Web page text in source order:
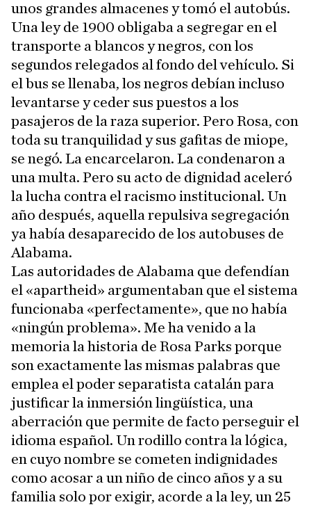
unos grandes almacenes y tomó el autobús.
Una ley de 1900 obligaba a segregar en el
transporte a blancos y negros, con los
segundos relegados al fondo del vehículo. Si
el bus se llenaba, los negros debían incluso
levantarse y ceder sus puestos a los
pasajeros de la raza superior. Pero Rosa, con
toda su tranquilidad y sus gafitas de miope,
se negó. La encarcelaron. La condenaron a
una multa. Pero su acto de dignidad aceleró
la lucha contra el racismo institucional. Un
año después, aquella repulsiva segregación
ya había desaparecido de los autobuses de
Alabama.
Las autoridades de Alabama que defendían
el «apartheid» argumentaban que el sistema
funcionaba «perfectamente», que no había
«ningún problema». Me ha venido a la
memoria la historia de Rosa Parks porque
son exactamente las mismas palabras que
emplea el poder separatista catalán para
justificar la inmersión lingüística, una
aberración que permite de facto perseguir el
idioma español. Un rodillo contra la lógica,
en cuyo nombre se cometen indignidades
como acosar a un niño de cinco años y a su
familia solo por exigir, acorde a la ley, un 25